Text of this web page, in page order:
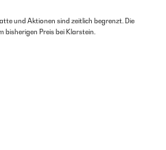
und Aktionen sind zeitlich begrenzt. Die
bisherigen Preis bei Klarstein.